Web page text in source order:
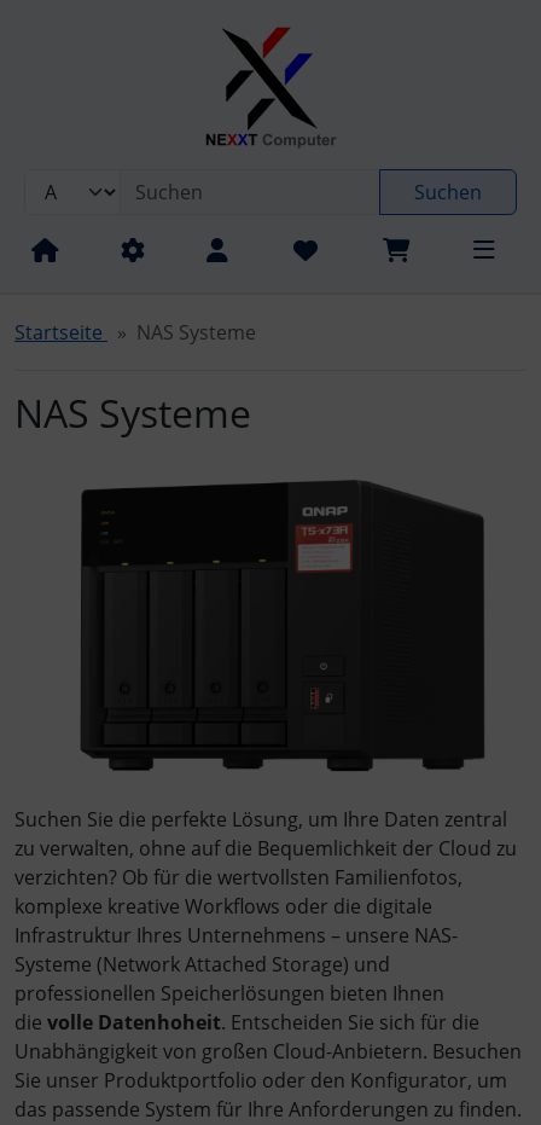
Springe zur Navigation
Suchen
Startseite NAS Systeme
NAS Systeme
Suchen Sie die perfekte Lösung, um Ihre Daten zentral
zu verwalten, ohne auf die Bequemlichkeit der Cloud zu
verzichten? Ob für die wertvollsten Familienfotos,
komplexe kreative Workflows oder die digitale
Infrastruktur Ihres Unternehmens – unsere NAS-
Systeme (Network Attached Storage) und
professionellen Speicherlösungen bieten Ihnen
die volle Datenhoheit. Entscheiden Sie sich für die
Unabhängigkeit von großen Cloud-Anbietern. Besuchen
Sie unser Produktportfolio oder den Konfigurator, um
das passende System für Ihre Anforderungen zu finden.